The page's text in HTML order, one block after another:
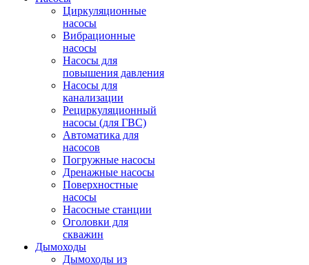
Циркуляционные
насосы
Вибрационные
насосы
Насосы для
повышения давления
Насосы для
канализации
Рециркуляционный
насосы (для ГВС)
Автоматика для
насосов
Погружные насосы
Дренажные насосы
Поверхностные
насосы
Насосные станции
Оголовки для
скважин
Дымоходы
Дымоходы из